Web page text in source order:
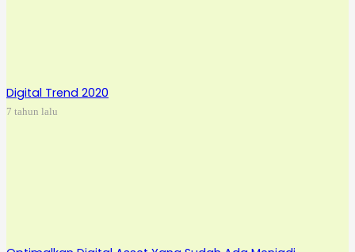
Digital Trend 2020
7 tahun lalu